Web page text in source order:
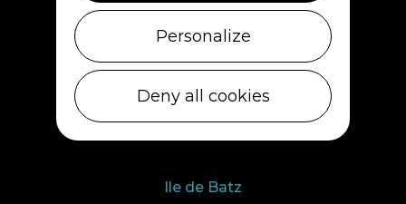
Cléder
1 rue de Plouescat
Ile de Batz
Personalize
Deny all cookies